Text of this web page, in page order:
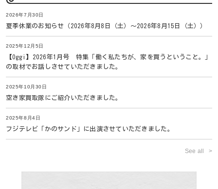
2026年7月30日
夏季休業のお知らせ（2026年8月8日（土）〜2026年8月15日（土））
2025年12月5日
【Oggi】2026年1月号 特集「働く私たちが、家を買うということ。」
の取材でお話しさせていただきました。
2025年10月30日
空き家買取隊にご紹介いただきました。
2025年8月4日
フジテレビ「かのサンド」に出演させていただきました。
See all